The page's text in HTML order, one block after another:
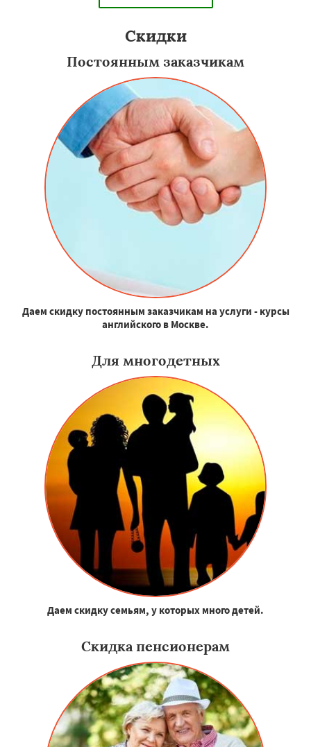
Скидки
Постоянным заказчикам
Даем скидку постоянным заказчикам на услуги - курсы
английского в Москве.
Для многодетных
Даем скидку семьям, у которых много детей.
Скидка пенсионерам